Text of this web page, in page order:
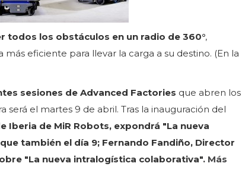
los obstáculos en un radio de 360°,
eficiente para llevar la carga a su destino. (En la
sesiones de Advanced Factories que abren los
será el martes 9 de abril. Tras la inauguración del
Iberia de MiR Robots, expondrá "La nueva
también el día 9; Fernando Fandiño, Director
"La nueva intralogística colaborativa". Más